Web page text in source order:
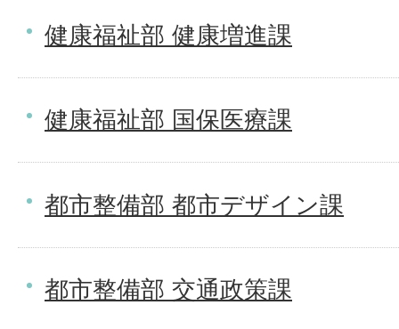
健康福祉部 健康増進課
健康福祉部 国保医療課
都市整備部 都市デザイン課
都市整備部 交通政策課